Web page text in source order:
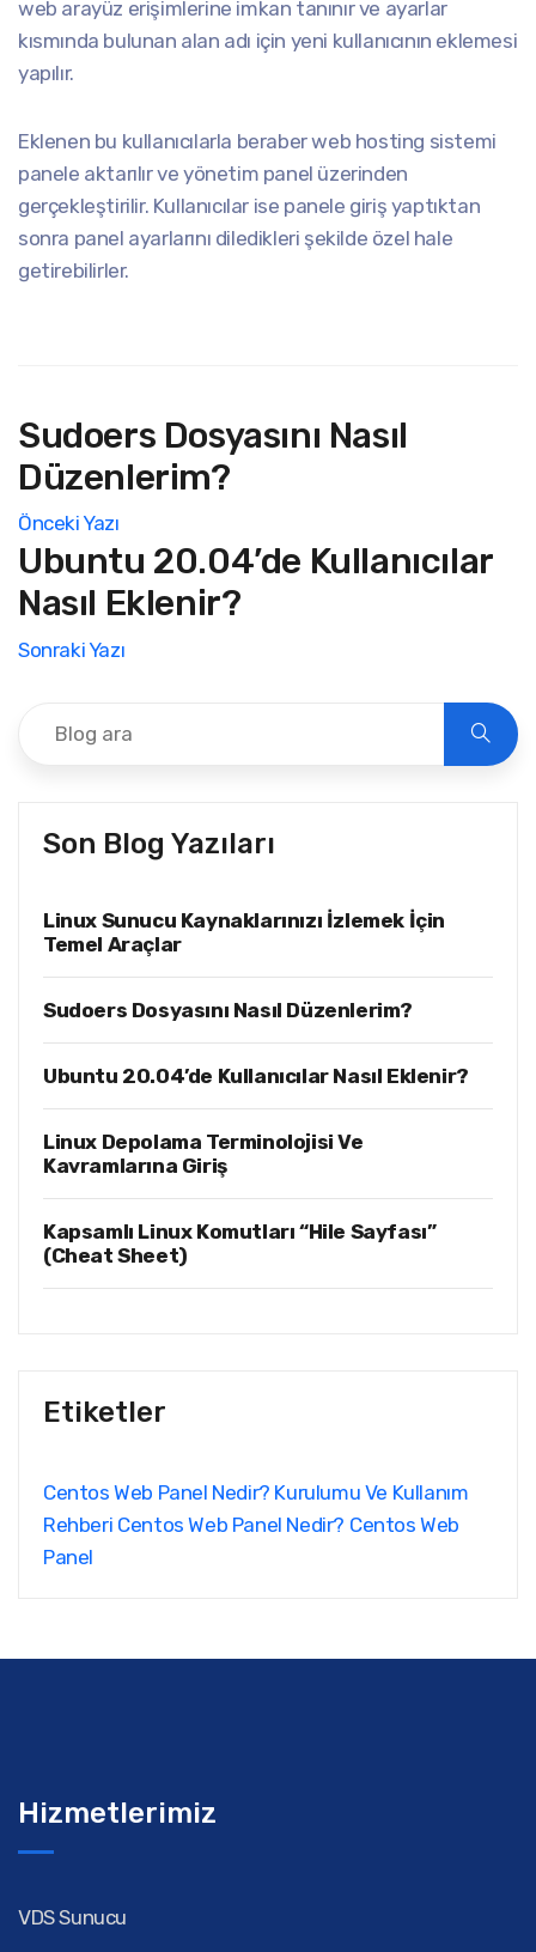
web arayüz erişimlerine imkan tanınır ve ayarlar
kısmında bulunan alan adı için yeni kullanıcının eklemesi
yapılır.
Eklenen bu kullanıcılarla beraber web hosting sistemi
panele aktarılır ve yönetim panel üzerinden
gerçekleştirilir. Kullanıcılar ise panele giriş yaptıktan
sonra panel ayarlarını diledikleri şekilde özel hale
getirebilirler.
Sudoers Dosyasını Nasıl
Düzenlerim?
Önceki Yazı
Ubuntu 20.04’de Kullanıcılar
Nasıl Eklenir?
Sonraki Yazı
Son Blog Yazıları
Linux Sunucu Kaynaklarınızı İzlemek İçin
Temel Araçlar
Sudoers Dosyasını Nasıl Düzenlerim?
Ubuntu 20.04’de Kullanıcılar Nasıl Eklenir?
Linux Depolama Terminolojisi Ve
Kavramlarına Giriş
Kapsamlı Linux Komutları “Hile Sayfası”
(Cheat Sheet)
Etiketler
Centos Web Panel Nedir? Kurulumu Ve Kullanım
Rehberi Centos Web Panel Nedir? Centos Web
Panel
Hizmetlerimiz
VDS Sunucu